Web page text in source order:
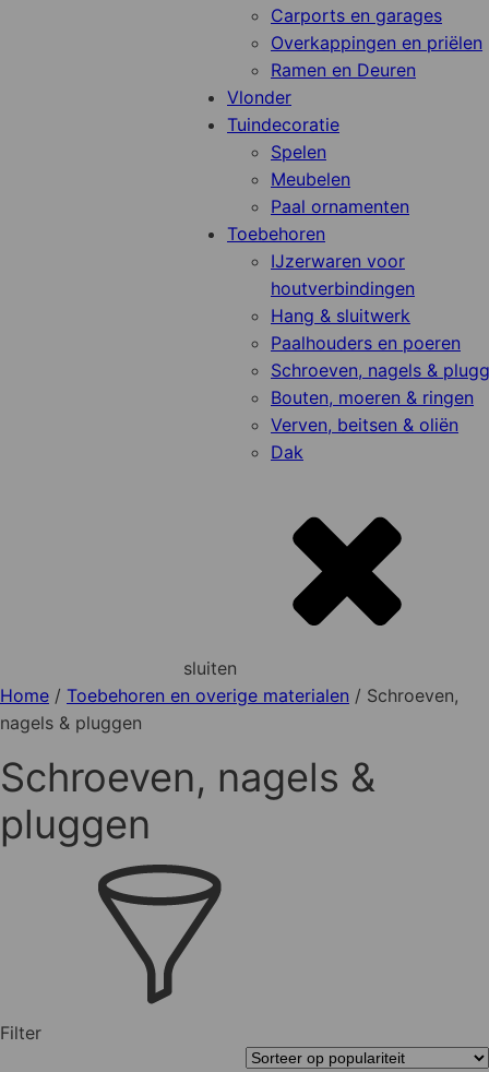
Carports en garages
Overkappingen en priëlen
Ramen en Deuren
Vlonder
Tuindecoratie
Spelen
Meubelen
Paal ornamenten
Toebehoren
IJzerwaren voor
houtverbindingen
Hang & sluitwerk
Paalhouders en poeren
Schroeven, nagels &
Bouten, moeren & ringen
Verven, beitsen & oliën
Dak
sluiten
Home / Toebehoren en overige materialen / Schroeven,
nagels & pluggen
Schroeven, nagels &
pluggen
Filter